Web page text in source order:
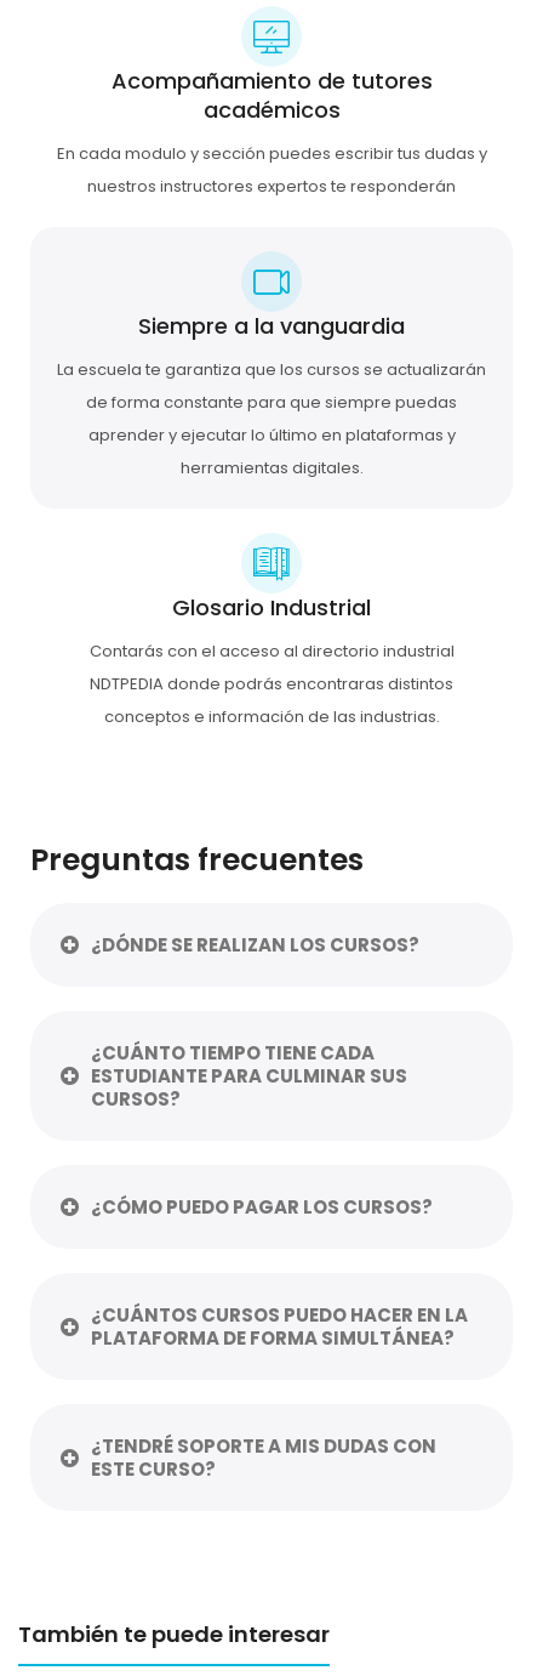
Acompañamiento de tutores
académicos
En cada modulo y sección puedes escribir tus dudas y
nuestros instructores expertos te responderán
Siempre a la vanguardia
La escuela te garantiza que los cursos se actualizarán
de forma constante para que siempre puedas
aprender y ejecutar lo último en plataformas y
herramientas digitales.
Glosario Industrial
Contarás con el acceso al directorio industrial
NDTPEDIA donde podrás encontraras distintos
conceptos e información de las industrias.
Preguntas frecuentes
¿DÓNDE SE REALIZAN LOS CURSOS?
¿CUÁNTO TIEMPO TIENE CADA
ESTUDIANTE PARA CULMINAR SUS
CURSOS?
¿CÓMO PUEDO PAGAR LOS CURSOS?
¿CUÁNTOS CURSOS PUEDO HACER EN LA
PLATAFORMA DE FORMA SIMULTÁNEA?
¿TENDRÉ SOPORTE A MIS DUDAS CON
ESTE CURSO?
También te puede interesar